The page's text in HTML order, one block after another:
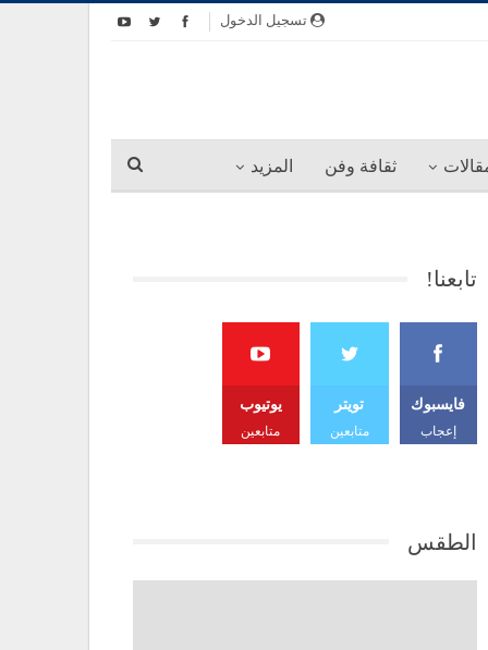
تسجيل الدخول
ثقافة وفن المزيد
تابعنا!
فايسبوك
إعجاب
تويتر
متابعين
يوتيوب
متابعين
الطقس